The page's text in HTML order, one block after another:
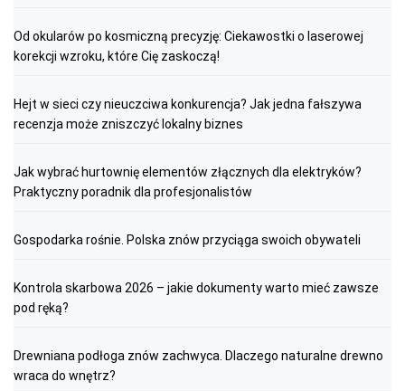
Od okularów po kosmiczną precyzję: Ciekawostki o laserowej
korekcji wzroku, które Cię zaskoczą!
Hejt w sieci czy nieuczciwa konkurencja? Jak jedna fałszywa
recenzja może zniszczyć lokalny biznes
Jak wybrać hurtownię elementów złącznych dla elektryków?
Praktyczny poradnik dla profesjonalistów
Gospodarka rośnie. Polska znów przyciąga swoich obywateli
Kontrola skarbowa 2026 – jakie dokumenty warto mieć zawsze
pod ręką?
Drewniana podłoga znów zachwyca. Dlaczego naturalne drewno
wraca do wnętrz?